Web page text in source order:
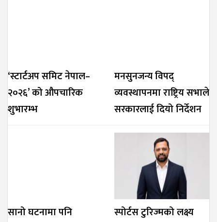
‘स्टार्टअप समिट नेपाल–
२०२६’ को औपचारिक
शुभारम्भ
मनसुनजन्य विपद्
व्यवस्थापनमा राष्ट्रिय सभाले
सरकारलाई दियो निर्देशन
सानो घटनामा पनि
स्पोर्टस टुरिज्मको लक्ष्य